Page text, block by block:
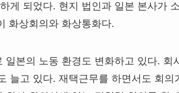
게 되었다. 현지 법인과 일본 본사가
화상회의와 화상통화다.
일본의 노동 환경도 변화하고 있다. 회
늘고 있다. 재택근무를 하면서도 회